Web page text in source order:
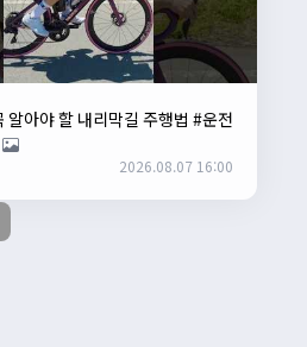
알아야 할 내리막길 주행법 #운전
2026.08.07 16:00